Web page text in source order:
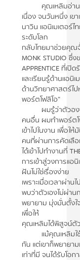
คุณเหลิมอ่า
เนื่อง จนวันหนึ่ง เ
นาวิน แอนิเมเตอร์
ระดับโลก
กลับไทยมาช่วยคุ
MONK STUDIO ซึ่
APPRENTICE ที่เ
และเรียนรู้ด้านแอนิเ
ด้านวิทยาศาสตร์ไป
พอร์ตโฟลิโอ“
ผมรู้ว่าตัวอ
คนอื่น ผมทำพอร์ตโ
เข้าไปในงาน เพื่อ
คนที่ผ่านการคัดเลื
ได้เข้าไปทำงานที่
การเข้าสู่วงการแอ
ฝันไม่ใช่เรื่องง่าย
เพราะเมื่อเวลาผ่า
พบว่าตัวเองไม่ผ่า
พยายาม มุ่งมั่นตั้งใ
เพื่อให้
คุณเหลิมได้พิสูจน์ตั
แม้คุณเหลิมใ
กัน แต่เขาก็พยายา
เท่าที่มี จนได้รับโอ